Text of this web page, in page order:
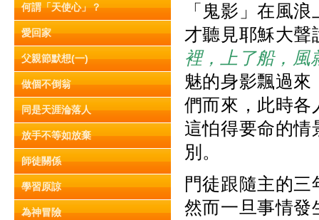
何謂「天使心」？
愛回家
父親節默想(一)
做個不倒翁
同是天涯淪落人
放手不等如放棄
師徒關係
學習原諒
為神冒險
「鬼影」在風
才聽見耶穌大聲
裡，上了船，風
魅的身影飄過
們而來，此時各
這怕得要命的情
別。
門徒跟隨主的
然而一旦事情發